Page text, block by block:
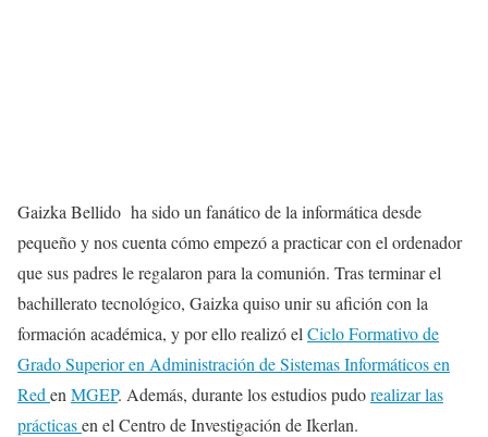
Gaizka Bellido ha sido un fanático de la informática desde
pequeño y nos cuenta cómo empezó a practicar con el ordenador
que sus padres le regalaron para la comunión. Tras terminar el
bachillerato tecnológico, Gaizka quiso unir su afición con la
formación académica, y por ello realizó el Ciclo Formativo de
Grado Superior en Administración de Sistemas Informáticos en
Red en MGEP. Además, durante los estudios pudorealizar las
prácticasen el Centro de Investigación de Ikerlan.